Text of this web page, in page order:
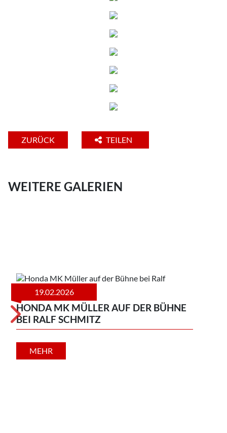
ZURÜCK TEILEN
WEITERE GALERIEN
19.02.2026
HONDA MK MÜLLER AUF DER BÜHNE
BEI RALF SCHMITZ
MEHR